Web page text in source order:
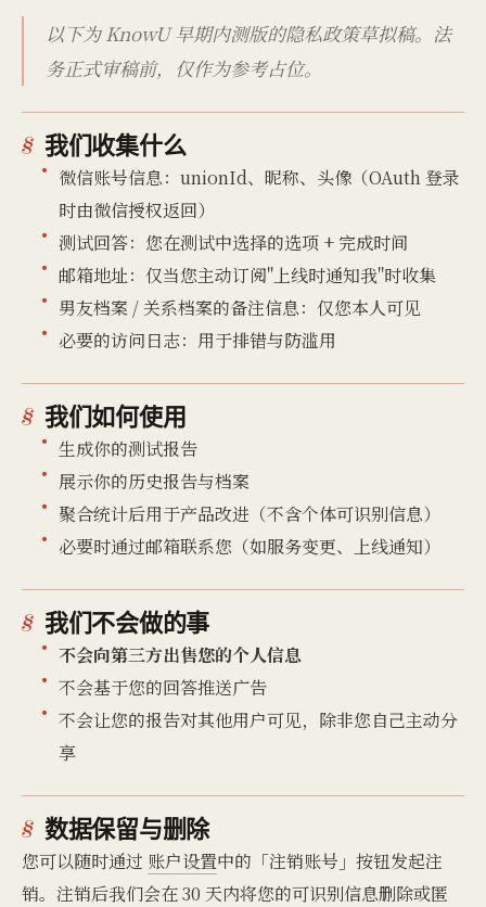
以下为 KnowU 早期内测版的隐私政策草拟稿。法
务正式审稿前，仅作为参考占位。
我们收集什么
微信账号信息：unionId、昵称、头像（OAuth 登录
时由微信授权返回）
测试回答：您在测试中选择的选项 + 完成时间
邮箱地址：仅当您主动订阅"上线时通知我"时收集
男友档案 / 关系档案的备注信息：仅您本人可见
必要的访问日志：用于排错与防滥用
我们如何使用
生成你的测试报告
展示你的历史报告与档案
聚合统计后用于产品改进（不含个体可识别信息）
必要时通过邮箱联系您（如服务变更、上线通知）
我们不会做的事
不会向第三方出售您的个人信息
不会基于您的回答推送广告
不会让您的报告对其他用户可见，除非您自己主动分
享
数据保留与删除
您可以随时通过 账户设置中的「注销账号」按钮发起注
销。注销后我们会在 30 天内将您的可识别信息删除或匿